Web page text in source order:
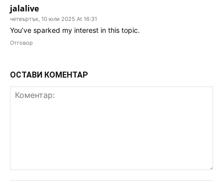
jalalive
четвъртък, 10 юли 2025 At 16:31
You’ve sparked my interest in this topic.
Отговор
ОСТАВИ КОМЕНТАР